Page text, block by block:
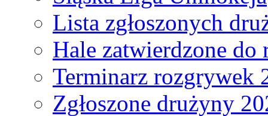
Lista zgłoszonych
Hale zatwierdzone do
Terminarz rozgrywek
Zgłoszone drużyny